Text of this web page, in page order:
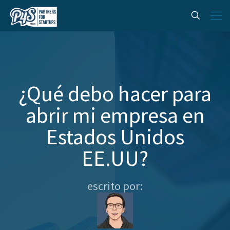
¿Qué debo hacer para
abrir mi empresa en
Estados Unidos
EE.UU?
escrito por: